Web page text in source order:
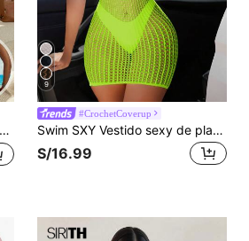
9
#CrochetCoverup
Swim SXY Vestido sexy de playa tipo ajustado halter de punto con huecos para cubrir en vacaciones de verano.
S/16.99